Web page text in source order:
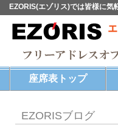
EZORIS(エゾリス)では皆様に
座席表トップ
EZORISブログ